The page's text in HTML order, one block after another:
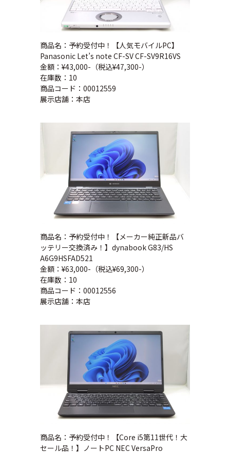
商品名：予約受付中！【人気モバイルPC】
Panasonic Let’s note CF-SV CF-SV9R16VS
金額：¥43,000-（税込¥47,300-）
在庫数：10
商品コード：00012559
展示店舗：本店
商品名：予約受付中！【メーカー純正新品バ
ッテリー交換済み！】dynabook G83/HS
A6G9HSFAD521
金額：¥63,000-（税込¥69,300-）
在庫数：10
商品コード：00012556
展示店舗：本店
商品名：予約受付中！【Core i5第11世代！大
セール品！】ノートPC NEC VersaPro